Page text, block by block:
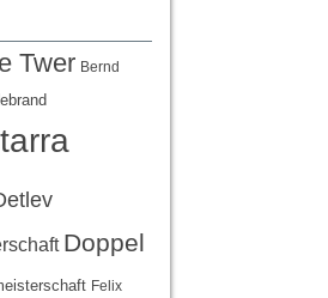
Twer Bernd
Doppel
Felix